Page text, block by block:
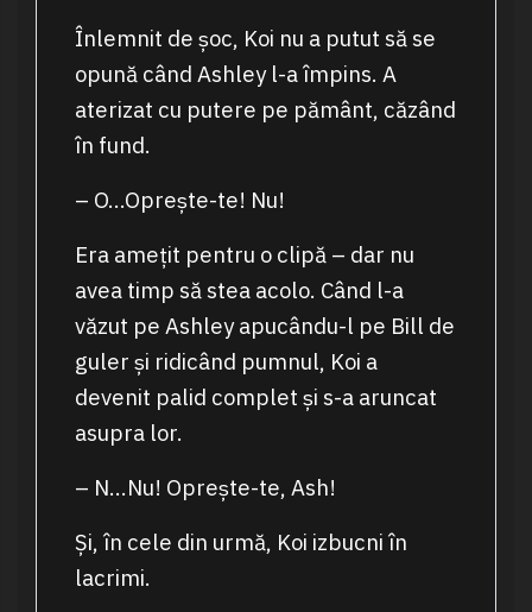
Înlemnit de șoc, Koi nu a putut să se
opună când Ashley l-a împins. A
aterizat cu putere pe pământ, căzând
în fund.
– O…Oprește-te! Nu!
Era amețit pentru o clipă – dar nu
avea timp să stea acolo. Când l-a
văzut pe Ashley apucându-l pe Bill de
guler și ridicând pumnul, Koi a
devenit palid complet și s-a aruncat
asupra lor.
– N…Nu! Oprește-te, Ash!
Și, în cele din urmă, Koi izbucni în
lacrimi.